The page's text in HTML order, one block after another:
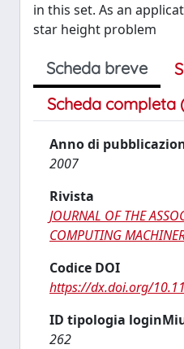
in this set. As an
star height problem
Scheda breve
Scheda completa
Anno di
2007
Rivista
JOURNAL OF THE
COMPUTING
Codice DOI
https://dx.doi.org/
ID tipologia
262